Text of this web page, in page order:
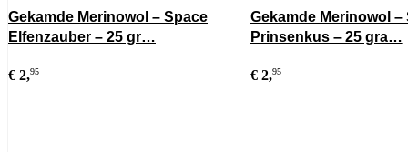
Gekamde Merinowol – Space
Elfenzauber – 25 gr…
€ 2,95
Gekamde Merinowol –
Prinsenkus – 25 gra…
€2,95